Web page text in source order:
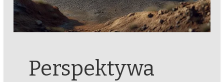
Perspektywa